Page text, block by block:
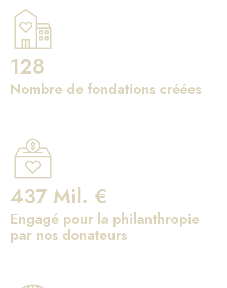
128
Nombre de fondations créées
437 Mil. €
Engagé pour la philanthropie
par nos donateurs